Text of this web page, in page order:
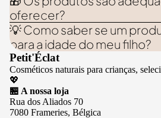
oferecer?
💡 Como saber se um
para a idade do meu filho?
Petit'Éclat
Cosméticos naturais para crianças,
💖
🏪 A nossa loja
Rua dos Aliados 70
7080 Frameries, Bélgica